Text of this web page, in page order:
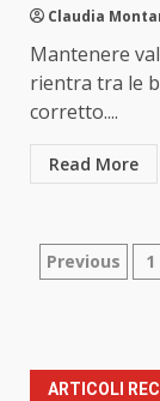
Claudia
Mantenere
rientra tra le
corretto....
Read More
articoli
Previous 1
ARTICOLI